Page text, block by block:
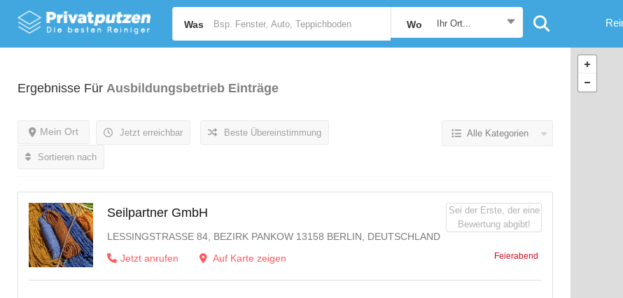
Was Wo Ihr Ort...
Ergebnisse Für Ausbildungsbetrieb Einträge
Jetzt erreichbar
Mein Ort Beste Übereinstimmung
Sortieren nach
Alle Kategorien
Seilpartner GmbH
LESSINGSTRASSE 84, BEZIRK PANKOW 13158 BERLIN, DEUTSCHLAND
Jetzt anrufen
Auf Karte zeigen Feierabend
Sei der Erste, der eine
Bewertung abgibt!